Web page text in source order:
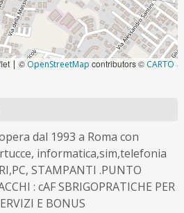
| ©OpenStreetMap contributors ©CARTO
dal 1993 a Roma con
informatica,sim,telefonia
STAMPANTI .PUNTO
: cAF SBRIGOPRATICHE PER
E BONUS